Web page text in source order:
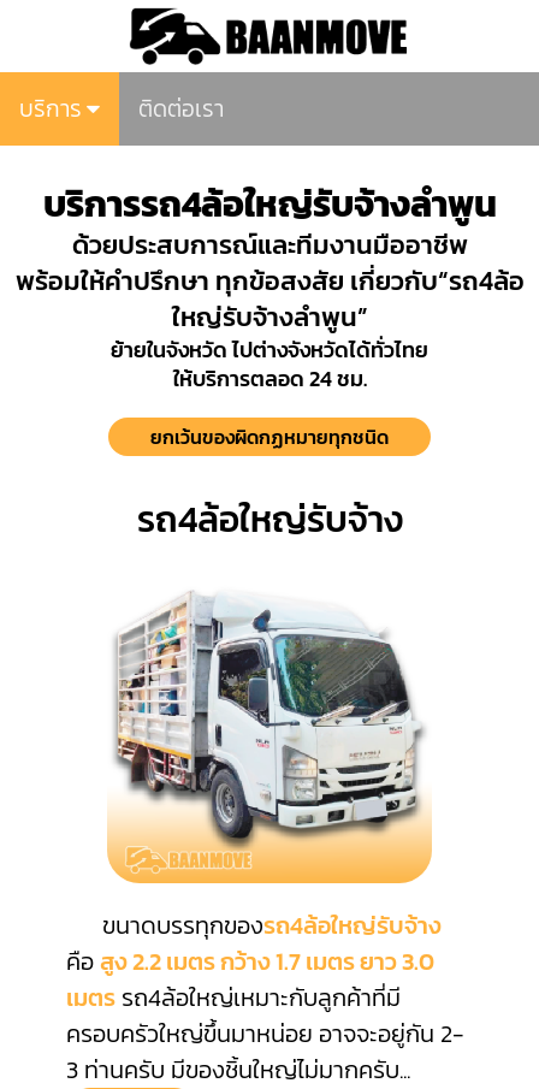
บริการ ติดต่อเรา
บริการรถ4ล้อใหญ่รับจ้างลำพูน
ด้วยประสบการณ์และทีมงานมืออาชีพ
พร้อมให้คำปรึกษา ทุกข้อสงสัย เกี่ยวกับ“รถ4ล้อ
ใหญ่รับจ้างลำพูน”
ย้ายในจังหวัด ไปต่างจังหวัดได้ทั่วไทย
ให้บริการตลอด 24 ชม.
ยกเว้นของผิดกฏหมายทุกชนิด
รถ4ล้อใหญ่รับจ้าง
ขนาดบรรทุกของรถ4ล้อใหญ่รับจ้าง
คือสูง 2.2 เมตร กว้าง 1.7 เมตร ยาว 3.0
เมตรรถ4ล้อใหญ่เหมาะกับลูกค้าที่มี
ครอบครัวใหญ่ขึ้นมาหน่อย อาจจะอยู่กัน 2-
3 ท่านครับ มีของชิ้นใหญ่ไม่มากครับ...